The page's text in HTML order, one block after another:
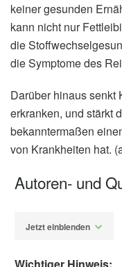
keiner gesunden
kann nicht nur
die
die Symptome des
Darüber hinaus senkt
erkranken, und stärkt
bekanntermaßen
von Krankheiten hat.
Autoren- und
Jetzt einblenden